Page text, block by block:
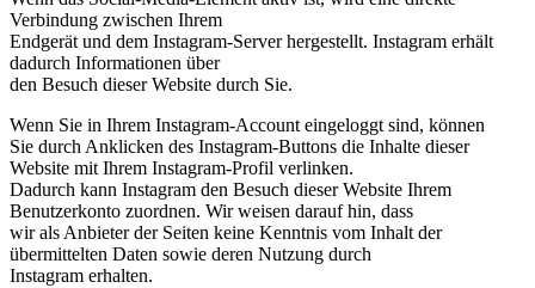
Verbindung zwischen Ihrem
Endgerät und dem Instagram-Server hergestellt. Instagram erhält
dadurch Informationen über
den Besuch dieser Website durch Sie.
Wenn Sie in Ihrem Instagram-Account eingeloggt sind, können
Sie durch Anklicken des Instagram-Buttons die Inhalte dieser
Website mit Ihrem Instagram-Profil verlinken.
Dadurch kann Instagram den Besuch dieser Website Ihrem
Benutzerkonto zuordnen. Wir weisen darauf hin, dass
wir als Anbieter der Seiten keine Kenntnis vom Inhalt der
übermittelten Daten sowie deren Nutzung durch
Instagram erhalten.